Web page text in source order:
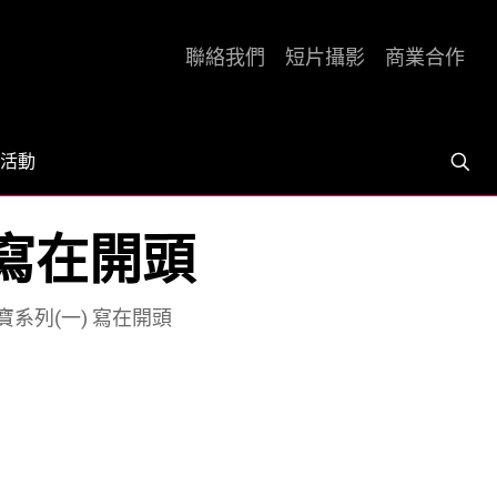
活動
聯絡我們 短片攝影 商業合作
在開頭
系列(一) 寫在開頭